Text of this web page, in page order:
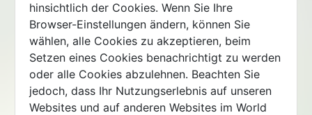
hinsichtlich der Cookies. Wenn Sie Ihre
Browser-Einstellungen ändern, können Sie
wählen, alle Cookies zu akzeptieren, beim
Setzen eines Cookies benachrichtigt zu werden
oder alle Cookies abzulehnen. Beachten Sie
jedoch, dass Ihr Nutzungserlebnis auf unseren
Websites und auf anderen Websites im World